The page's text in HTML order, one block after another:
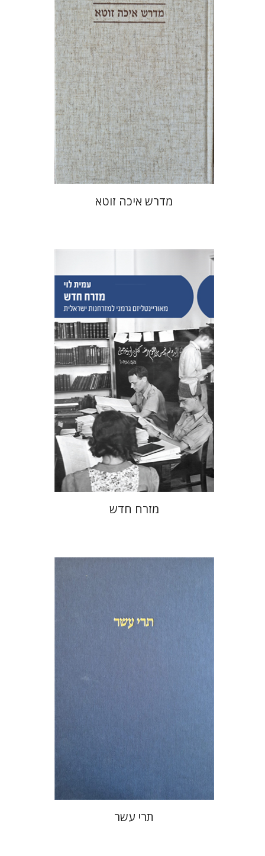
הנחת אתר ספר מודפס
$46
$41
מדרש איכה זוטא
הנחת אתר ספר מודפס
$42
$38
מזרח חדש
הנחת אתר ספר מודפס
תרי עשר